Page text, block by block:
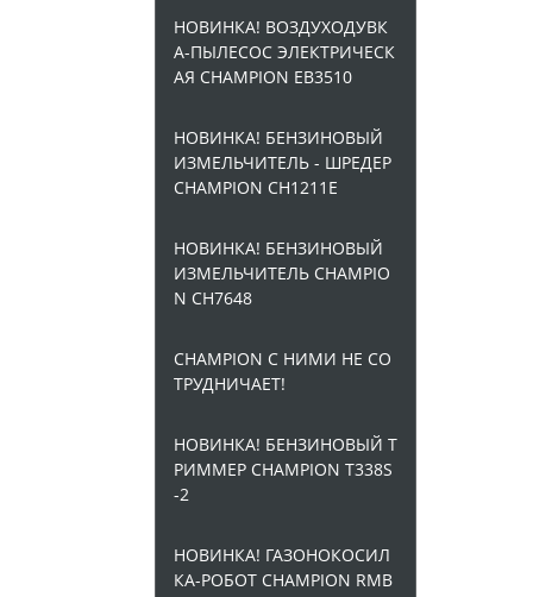
НОВИНКА! ВОЗДУХОДУВК
А-ПЫЛЕСОС ЭЛЕКТРИЧЕСК
АЯ CHAMPION EB3510
НОВИНКА! БЕНЗИНОВЫЙ
ИЗМЕЛЬЧИТЕЛЬ - ШРЕДЕР
CHAMPION CH1211E
НОВИНКА! БЕНЗИНОВЫЙ
ИЗМЕЛЬЧИТЕЛЬ CHAMPIO
N CH7648
CHAMPION С НИМИ НЕ СО
ТРУДНИЧАЕТ!
НОВИНКА! БЕНЗИНОВЫЙ Т
РИММЕР CHAMPION T338S
-2
НОВИНКА! ГАЗОНОКОСИЛ
КА-РОБОТ CHAMPION RMB